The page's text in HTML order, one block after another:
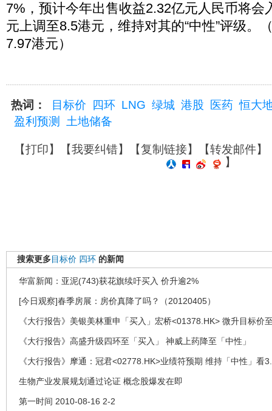
7%，预计今年出售收益2.32亿元人民币将会
元上调至8.5港元，维持对其的“中性”评级。
7.97港元）
热词： 目标价 四环 LNG 绿城 港股 医药 恒大
盈利预测
土地储备
【打印】【我要纠错】【复制链接】【转发邮件】
】
搜索更多目标价 四环 的新闻
华富新闻：亚泥(743)获花旗续吁买入 价升逾2%
[今日观察]春季房展：房价真降了吗？（20120405）
《大行报告》美银美林重申「买入」宏桥<01378.HK> 微升目标价
《大行报告》高盛升级四环至「买入」 神威上药降至「中性」
《大行报告》摩通：冠君<02778.HK>业绩符预期 维持「中性」看
生物产业发展规划通过论证 概念股爆发在即
第一时间 2010-08-16 2-2